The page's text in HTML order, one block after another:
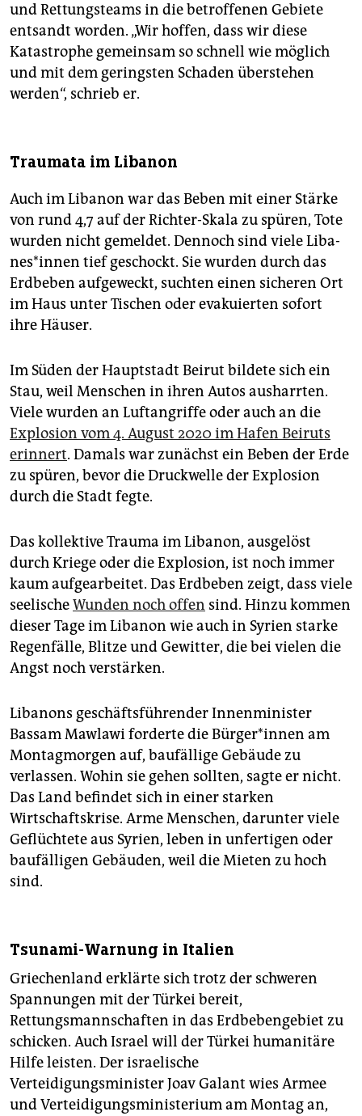
und Rettungsteams in die betroffenen Gebiete
entsandt worden. „Wir hoffen, dass wir diese
Katastrophe gemeinsam so schnell wie möglich
und mit dem geringsten Schaden überstehen
werden“, schrieb er.
Traumata im Libanon
Auch im Libanon war das Beben mit einer Stärke
von rund 4,7 auf der Richter-Skala zu spüren, Tote
wurden nicht gemeldet. Dennoch sind viele Li­ba­
ne­s*in­nen tief geschockt. Sie wurden durch das
Erdbeben aufgeweckt, suchten einen sicheren Ort
im Haus unter Tischen oder evakuierten sofort
ihre Häuser.
Im Süden der Hauptstadt Beirut bildete sich ein
Stau, weil Menschen in ihren Autos ausharrten.
Viele wurden an Luftangriffe oder auch an die
Explosion vom 4. August 2020 im Hafen Beiruts
erinnert. Damals war zunächst ein Beben der Erde
zu spüren, bevor die Druckwelle der Explosion
durch die Stadt fegte.
Das kollektive Trauma im Libanon, ausgelöst
durch Kriege oder die Explosion, ist noch immer
kaum aufgearbeitet. Das Erdbeben zeigt, dass viele
seelischeWunden noch offen sind. Hinzu kommen
dieser Tage im Libanon wie auch in Syrien starke
Regenfälle, Blitze und Gewitter, die bei vielen die
Angst noch verstärken.
Libanons geschäftsführender Innenminister
Bassam Mawlawi forderte die Bür­ge­r*in­nen am
Montagmorgen auf, baufällige Gebäude zu
verlassen. Wohin sie gehen sollten, sagte er nicht.
Das Land befindet sich in einer starken
Wirtschaftskrise. Arme Menschen, darunter viele
Geflüchtete aus Syrien, leben in unfertigen oder
baufälligen Gebäuden, weil die Mieten zu hoch
sind.
Tsunami-Warnung in Italien
Griechenland erklärte sich trotz der schweren
Spannungen mit der Türkei bereit,
Rettungsmannschaften in das Erdbebengebiet zu
schicken. Auch Israel will der Türkei humanitäre
Hilfe leisten. Der israelische
Verteidigungsminister Joav Galant wies Armee
und Verteidigungsministerium am Montag an,